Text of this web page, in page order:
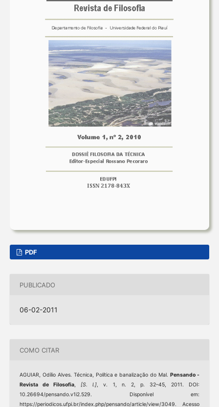
PDF
PUBLICADO
06-02-2011
COMO CITAR
AGUIAR, Odílio Alves. Técnica, Política e banalização do Mal.Pensando -
Revista de Filosofia,[S. l.], v. 1, n. 2, p. 32–45, 2011. DOI:
10.26694/pensando.v1i2.529. Disponível em:
https://periodicos.ufpi.br/index.php/pensando/article/view/3049. Acesso